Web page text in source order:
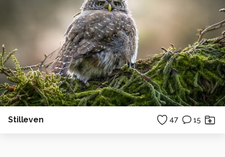
Stilleven 47 15